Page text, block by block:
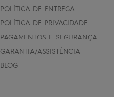
POLÍTICA DE ENTREGA
POLÍTICA DE PRIVACIDADE
PAGAMENTOS E SEGURANÇA
GARANTIA/ASSISTÊNCIA
BLOG